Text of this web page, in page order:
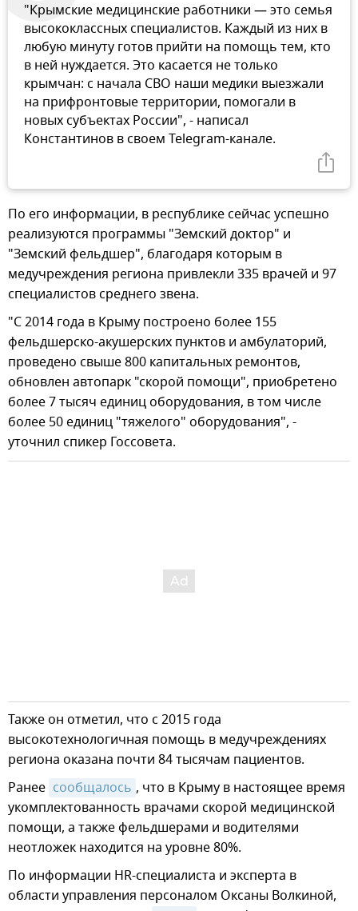
"Крымские медицинские работники — это семья
высококлассных специалистов. Каждый из них в
любую минуту готов прийти на помощь тем, кто
в ней нуждается. Это касается не только
крымчан: с начала СВО наши медики выезжали
на прифронтовые территории, помогали в
новых субъектах России", - написал
Константинов в своем Telegram-канале.
По его информации, в республике сейчас успешно
реализуются программы "Земский доктор" и
"Земский фельдшер", благодаря которым в
медучреждения региона привлекли 335 врачей и 97
специалистов среднего звена.
"С 2014 года в Крыму построено более 155
фельдшерско-акушерских пунктов и амбулаторий,
проведено свыше 800 капитальных ремонтов,
обновлен автопарк "скорой помощи", приобретено
более 7 тысяч единиц оборудования, в том числе
более 50 единиц "тяжелого" оборудования", -
уточнил спикер Госсовета.
Также он отметил, что с 2015 года
высокотехнологичная помощь в медучреждениях
региона оказана почти 84 тысячам пациентов.
Ранее сообщалось , что в Крыму в настоящее время
укомплектованность врачами скорой медицинской
помощи, а также фельдшерами и водителями
неотложек находится на уровне 80%.
По информации HR-специалиста и эксперта в
области управления персоналом Оксаны Волкиной,